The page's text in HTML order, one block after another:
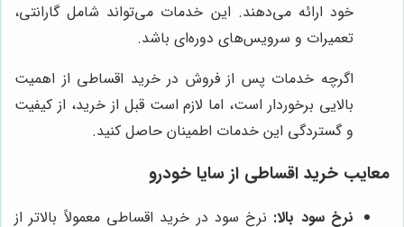
خود ارائه می‌دهند. این خدمات می‌تواند شامل گارانتی،
تعمیرات و سرویس‌های دوره‌ای باشد.
اگرچه خدمات پس از فروش در خرید اقساطی از اهمیت
بالایی برخوردار است، اما لازم است قبل از خرید، از کیفیت
و گستردگی این خدمات اطمینان حاصل کنید.
معایب خرید اقساطی از سایا خودرو
نرخ سود بالا: نرخ سود در خرید اقساطی معمولاً بالاتر از